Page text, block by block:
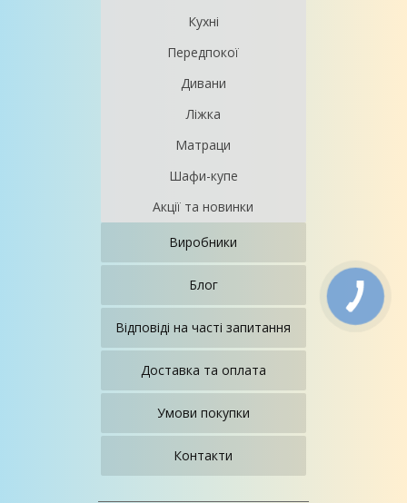
Кухні
Передпокої
Дивани
Ліжка
Матраци
Шафи-купе
Акції та новинки
Виробники
Блог
Відповіді на часті запитання
Доставка та оплата
Умови покупки
Контакти